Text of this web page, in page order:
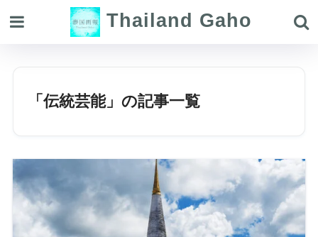
Thailand Gaho
「伝統芸能」の記事一覧